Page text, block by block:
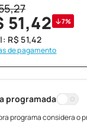
,27
51,42 7%
R$ 51,42
de pagamento
programada
programa considera o